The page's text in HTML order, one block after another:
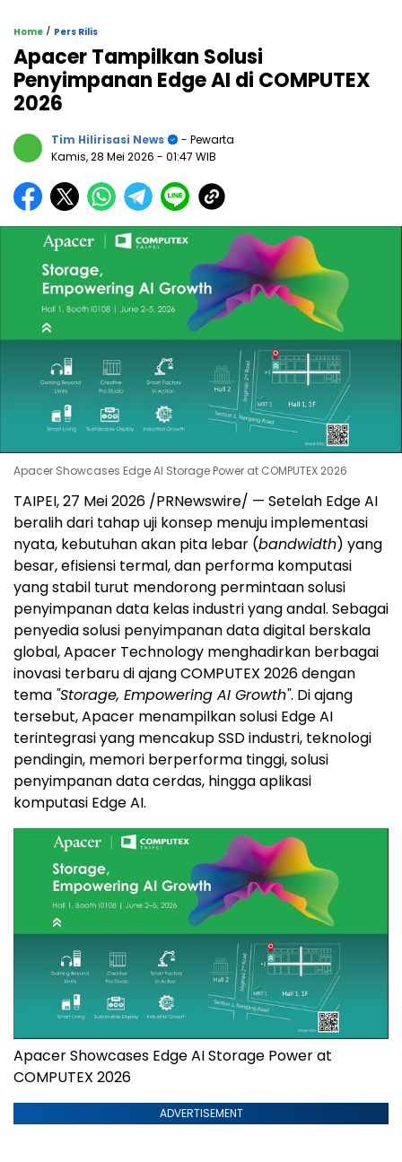
Home / Pers Rilis
Apacer Tampilkan Solusi
Penyimpanan Edge AI di COMPUTEX
2026
Tim Hilirisasi News
- Pewarta
Kamis, 28 Mei 2026 - 01:47 WIB
Apacer Showcases Edge AI Storage Power at COMPUTEX 2026
TAIPEI, 27 Mei 2026 /PRNewswire/ — Setelah Edge AI
beralih dari tahap uji konsep menuju implementasi
nyata, kebutuhan akan pita lebar (bandwidth) yang
besar, efisiensi termal, dan performa komputasi
yang stabil turut mendorong permintaan solusi
penyimpanan data kelas industri yang andal. Sebagai
penyedia solusi penyimpanan data digital berskala
global, Apacer Technology menghadirkan berbagai
inovasi terbaru di ajang COMPUTEX 2026 dengan
tema "Storage, Empowering AI Growth". Di ajang
tersebut, Apacer menampilkan solusi Edge AI
terintegrasi yang mencakup SSD industri, teknologi
pendingin, memori berperforma tinggi, solusi
penyimpanan data cerdas, hingga aplikasi
komputasi Edge AI.
Apacer Showcases Edge AI Storage Power at
COMPUTEX 2026
ADVERTISEMENT